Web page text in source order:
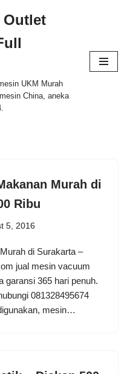
Outlet
UKM Murah
China, aneka
Murah di
Ribu
5, 2016
di Surakarta –
jual mesin vacuum
garansi 365 hari penuh.
081328495674
mesin…